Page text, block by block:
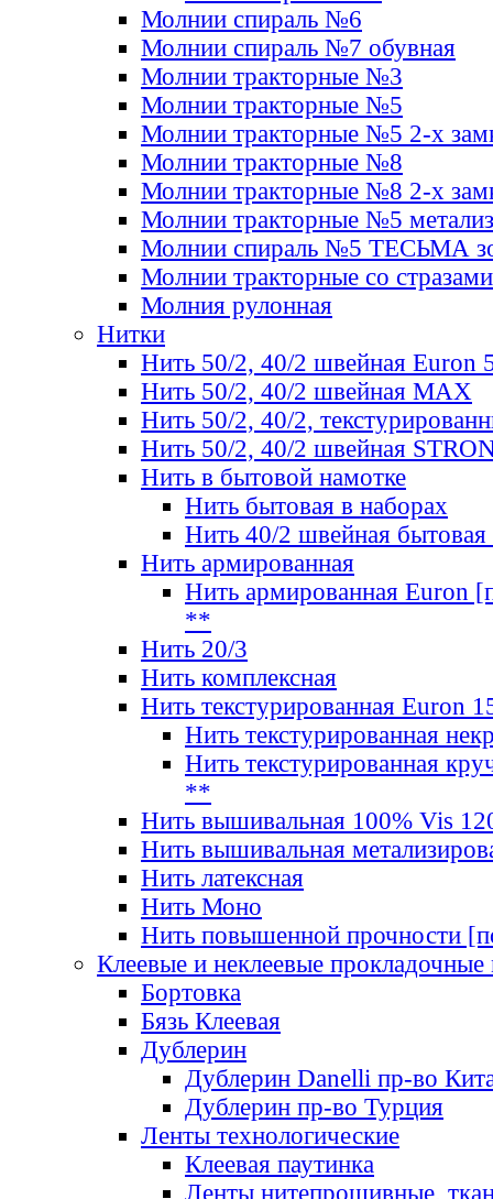
Молнии спираль №6
Молнии спираль №7 обувная
Молнии тракторные №3
Молнии тракторные №5
Молнии тракторные №5 2-х
Молнии тракторные №8
Молнии тракторные №8 2-х
Молнии тракторные №5
Молнии спираль №5 ТЕСЬМА
Молнии тракторные со стразами
Молния рулонная
Нитки
Нить 50/2, 40/2 швейная Euron
Нить 50/2, 40/2 швейная МАХ
Нить 50/2, 40/2,
Нить 50/2, 40/2 швейная
Нить в бытовой намотке
Нить бытовая в наборах
Нить 40/2 швейная бытовая
Нить армированная
Нить армированная Euron
**
Нить 20/3
Нить комплексная
Нить текстурированная Euron
Нить текстурированная
Нить текстурированная
**
Нить вышивальная 100% Vis
Нить вышивальная
Нить латексная
Нить Моно
Нить повышенной прочности
Клеевые и неклеевые прокладочные
Бортовка
Бязь Клеевая
Дублерин
Дублерин Danelli пр-во
Дублерин пр-во Турция
Ленты технологические
Клеевая паутинка
Ленты нитепрошивные,